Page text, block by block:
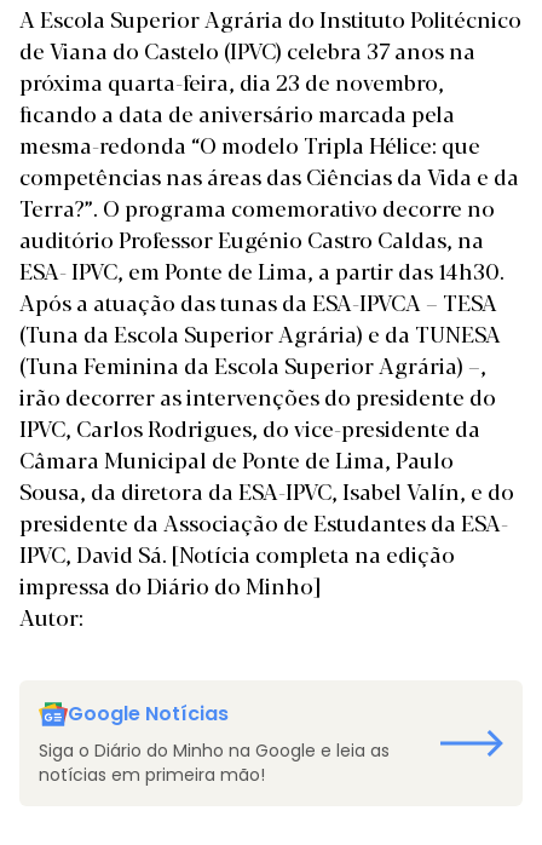
A Escola Superior Agrária do Instituto Politécnico
de Viana do Castelo (IPVC) celebra 37 anos na
próxima quarta-feira, dia 23 de novembro,
ficando a data de aniversário marcada pela
mesma-redonda “O modelo Tripla Hélice: que
competências nas áreas das Ciências da Vida e da
Terra?”. O programa comemorativo decorre no
auditório Professor Eugénio Castro Caldas, na
ESA- IPVC, em Ponte de Lima, a partir das 14h30.
Após a atuação das tunas da ESA-IPVCA – TESA
(Tuna da Escola Superior Agrária) e da TUNESA
(Tuna Feminina da Escola Superior Agrária) –,
irão decorrer as intervenções do presidente do
IPVC, Carlos Rodrigues, do vice-presidente da
Câmara Municipal de Ponte de Lima, Paulo
Sousa, da diretora da ESA-IPVC, Isabel Valín, e do
presidente da Associação de Estudantes da ESA-
IPVC, David Sá. [Notícia completa na edição
impressa do Diário do Minho]
Autor:
Google Notícias
Siga o Diário do Minho na Google e leia as
notícias em primeira mão!